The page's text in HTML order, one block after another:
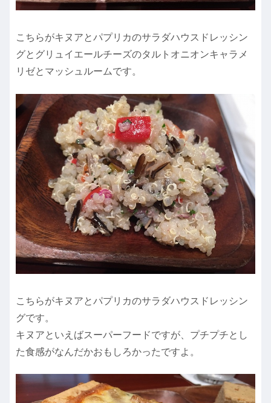
こちらがキヌアとパプリカのサラダハウスドレッシン
グとグリュイエールチーズのタルトオニオンキャラメ
リゼとマッシュルームです。
こちらがキヌアとパプリカのサラダハウスドレッシン
グです。
キヌアといえばスーパーフードですが、プチプチとし
た食感がなんだかおもしろかったですよ。